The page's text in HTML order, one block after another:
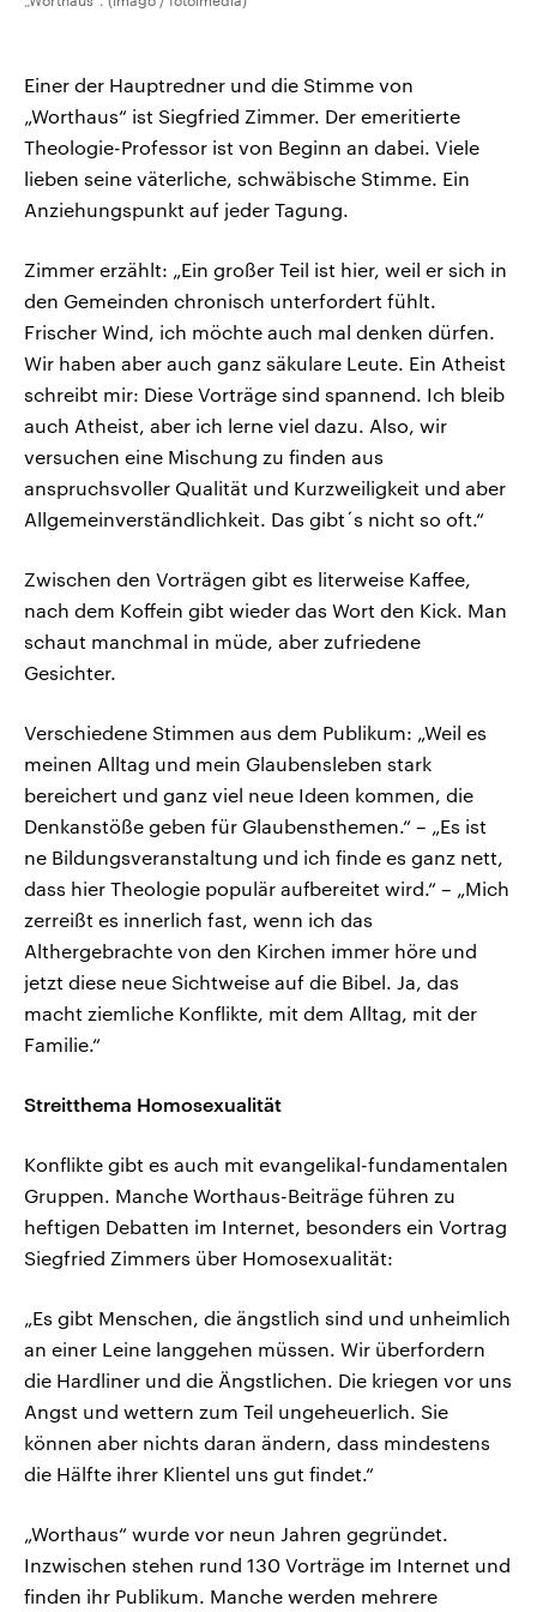
Einer der Hauptredner und die Stimme von
„Worthaus“ ist Siegfried Zimmer. Der emeritierte
Theologie-Professor ist von Beginn an dabei. Viele
lieben seine väterliche, schwäbische Stimme. Ein
Anziehungspunkt auf jeder Tagung.
Zimmer erzählt: „Ein großer Teil ist hier, weil er sich in
den Gemeinden chronisch unterfordert fühlt.
Frischer Wind, ich möchte auch mal denken dürfen.
Wir haben aber auch ganz säkulare Leute. Ein Atheist
schreibt mir: Diese Vorträge sind spannend. Ich bleib
auch Atheist, aber ich lerne viel dazu. Also, wir
versuchen eine Mischung zu finden aus
anspruchsvoller Qualität und Kurzweiligkeit und aber
Allgemeinverständlichkeit. Das gibt´s nicht so oft.“
Zwischen den Vorträgen gibt es literweise Kaffee,
nach dem Koffein gibt wieder das Wort den Kick. Man
schaut manchmal in müde, aber zufriedene
Gesichter.
Verschiedene Stimmen aus dem Publikum: „Weil es
meinen Alltag und mein Glaubensleben stark
bereichert und ganz viel neue Ideen kommen, die
Denkanstöße geben für Glaubensthemen.“ – „Es ist
ne Bildungsveranstaltung und ich finde es ganz nett,
dass hier Theologie populär aufbereitet wird.“ – „Mich
zerreißt es innerlich fast, wenn ich das
Althergebrachte von den Kirchen immer höre und
jetzt diese neue Sichtweise auf die Bibel. Ja, das
macht ziemliche Konflikte, mit dem Alltag, mit der
Familie.“
Streitthema Homosexualität
Konflikte gibt es auch mit evangelikal-fundamentalen
Gruppen. Manche Worthaus-Beiträge führen zu
heftigen Debatten im Internet, besonders ein Vortrag
Siegfried Zimmers über Homosexualität:
„Es gibt Menschen, die ängstlich sind und unheimlich
an einer Leine langgehen müssen. Wir überfordern
die Hardliner und die Ängstlichen. Die kriegen vor uns
Angst und wettern zum Teil ungeheuerlich. Sie
können aber nichts daran ändern, dass mindestens
die Hälfte ihrer Klientel uns gut findet.“
„Worthaus“ wurde vor neun Jahren gegründet.
Inzwischen stehen rund 130 Vorträge im Internet und
finden ihr Publikum. Manche werden mehrere